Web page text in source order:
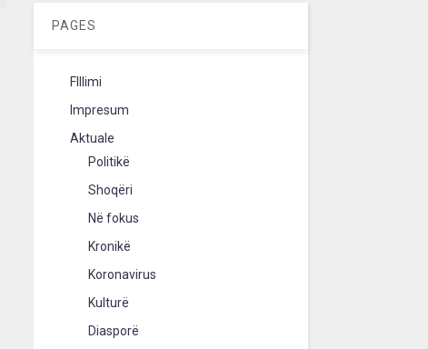
PAGES
FIllimi
Impresum
Aktuale
Politikë
Shoqëri
Në fokus
Kronikë
Koronavirus
Kulturë
Diasporë